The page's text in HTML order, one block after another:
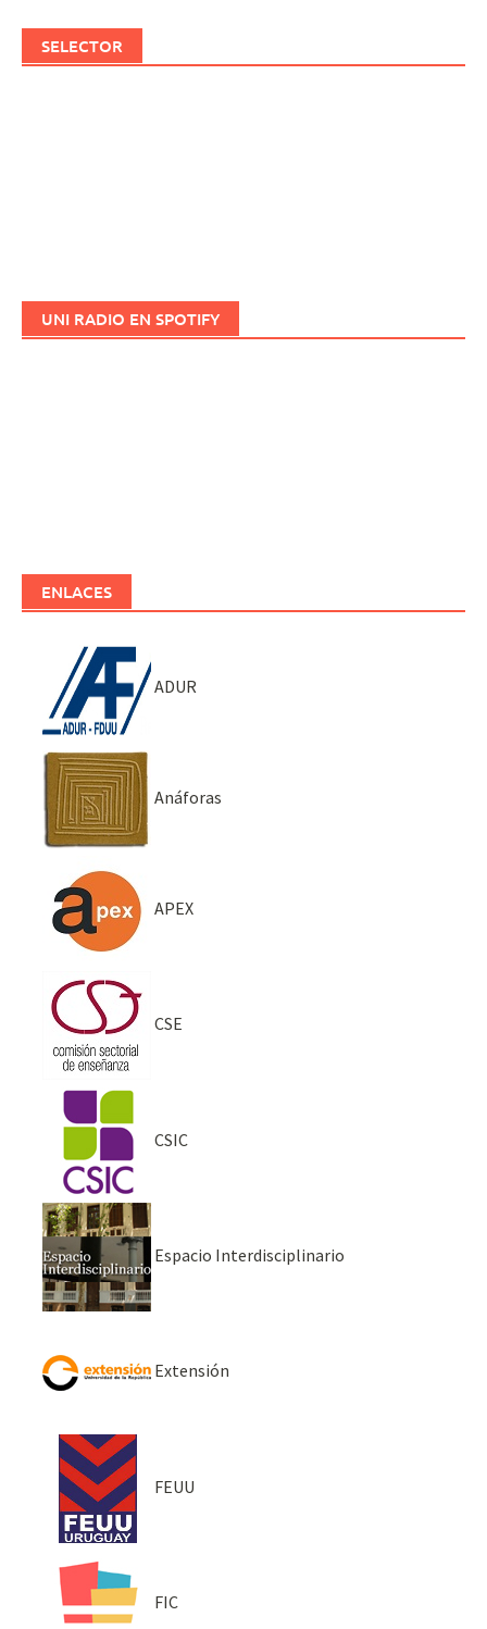
SELECTOR
UNI RADIO EN SPOTIFY
ENLACES
ADUR
Anáforas
APEX
CSE
CSIC
Espacio Interdisciplinario
Extensión
FEUU
FIC